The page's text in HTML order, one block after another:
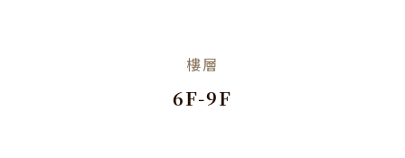
樓層
6F-9F